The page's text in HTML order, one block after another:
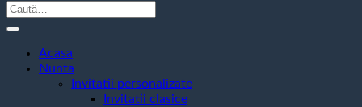
Caută
Acasa
Nunta
Invitatii personalizate
Invitatii clasice